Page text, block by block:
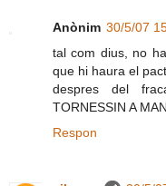
Anònim 30/5/07
tal com dius, no
que hi haura el
despres del
TORNESSIN A
Respon